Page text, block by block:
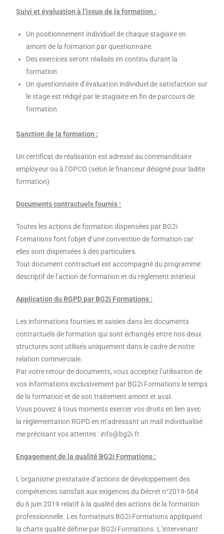
Suivi et évaluation à l’issue de la formation :
Un positionnement individuel de chaque stagiaire en
amont de la formation par questionnaire.
Des exercices seront réalisés en continu durant la
formation.
Un questionnaire d’évaluation individuel de satisfaction sur
le stage est rédigé par le stagiaire en fin de parcours de
formation.
Sanction de la formation :
Un certificat de réalisation est adressé au commanditaire
employeur ou à l’OPCO (selon le financeur désigné pour ladite
formation)
Documents contractuels fournis :
Toutes les actions de formation dispensées par BG2i
Formations font l’objet d’une convention de formation car
elles sont dispensées à des particuliers.
Tout document contractuel est accompagné du programme
descriptif de l’action de formation et du règlement intérieur.
Application du RGPD par BG2i Formations :
Les informations fournies et saisies dans les documents
contractuels de formation qui sont échangés entre nos deux
structures sont utilisés uniquement dans le cadre de notre
relation commerciale.
Par votre retour de documents, vous acceptez l’utilisation de
vos informations exclusivement par BG2i Formations le temps
de la formation et de son traitement amont et aval.
Vous pouvez à tous moments exercer vos droits en lien avec
la règlementation RGPD en m’adressant un mail individualisé
me précisant vos attentes : info@bg2i.fr.
Engagement de la qualité BG2i Formations :
L’organisme prestataire d’actions de développement des
compétences satisfait aux exigences du Décret n°2019-564
du 6 juin 2019 relatif à la qualité des actions de la formation
professionnelle. Les formateurs BG2i Formations appliquent
la charte qualité définie par BG2i Formations. L’intervenant